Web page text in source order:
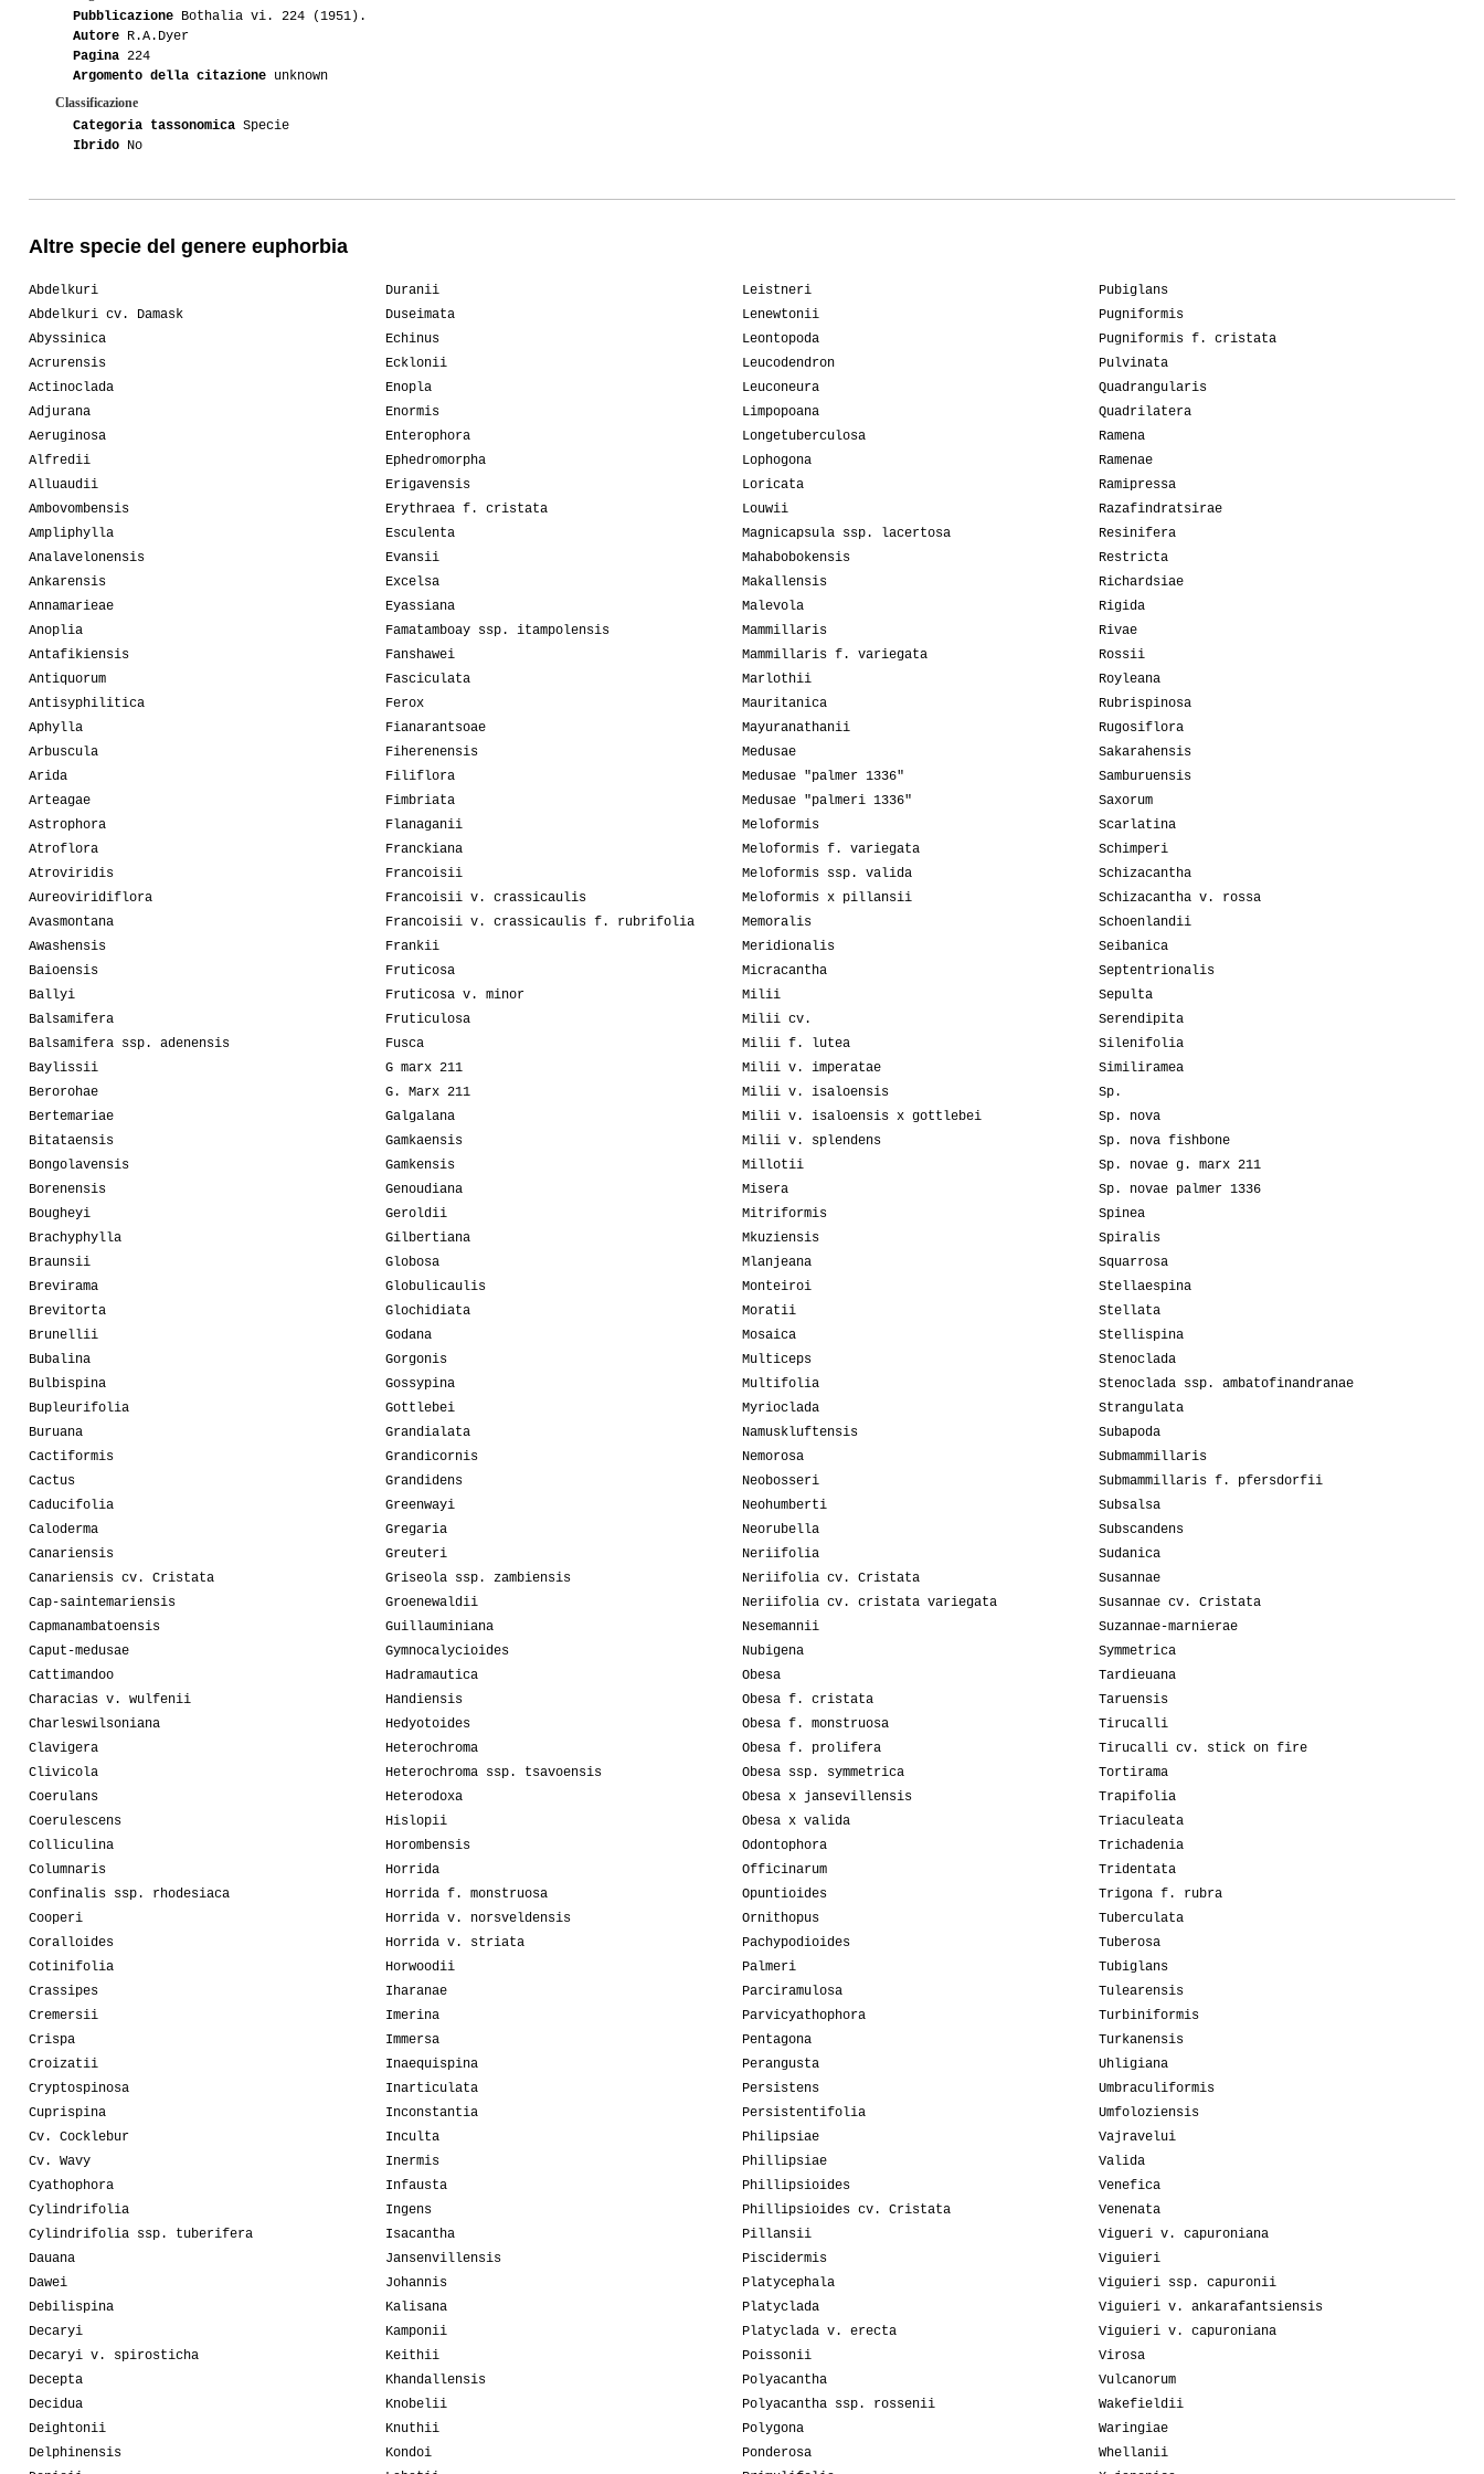
Pubblicazione Bothalia vi. 224 (1951).
Autore R.A.Dyer
Pagina 224
Argomento della citazione unknown
Classificazione
Categoria tassonomica Specie
Ibrido No
Altre specie del genere euphorbia
Abdelkuri
Abdelkuri cv. Damask
Abyssinica
Acrurensis
Actinoclada
Adjurana
Aeruginosa
Alfredii
Alluaudii
Ambovombensis
Ampliphylla
Analavelonensis
Ankarensis
Annamarieae
Anoplia
Antafikiensis
Antiquorum
Antisyphilitica
Aphylla
Arbuscula
Arida
Arteagae
Astrophora
Atroflora
Atroviridis
Aureoviridiflora
Avasmontana
Awashensis
Baioensis
Ballyi
Balsamifera
Balsamifera ssp. adenensis
Baylissii
Berorohae
Bertemariae
Bitataensis
Bongolavensis
Borenensis
Bougheyi
Brachyphylla
Braunsii
Brevirama
Brevitorta
Brunellii
Bubalina
Bulbispina
Bupleurifolia
Buruana
Cactiformis
Cactus
Caducifolia
Caloderma
Canariensis
Canariensis cv. Cristata
Cap-saintemariensis
Capmanambatoensis
Caput-medusae
Cattimandoo
Characias v. wulfenii
Charleswilsoniana
Clavigera
Clivicola
Coerulans
Coerulescens
Colliculina
Columnaris
Confinalis ssp. rhodesiaca
Cooperi
Coralloides
Cotinifolia
Crassipes
Cremersii
Crispa
Croizatii
Cryptospinosa
Cuprispina
Cv. Cocklebur
Cv. Wavy
Cyathophora
Cylindrifolia
Cylindrifolia ssp. tuberifera
Dauana
Dawei
Debilispina
Decaryi
Decaryi v. spirosticha
Decepta
Decidua
Deightonii
Delphinensis
Duranii
Duseimata
Echinus
Ecklonii
Enopla
Enormis
Enterophora
Ephedromorpha
Erigavensis
Erythraea f. cristata
Esculenta
Evansii
Excelsa
Eyassiana
Famatamboay ssp. itampolensis
Fanshawei
Fasciculata
Ferox
Fianarantsoae
Fiherenensis
Filiflora
Fimbriata
Flanaganii
Franckiana
Francoisii
Francoisii v. crassicaulis
Francoisii v. crassicaulis f. rubrifolia
Frankii
Fruticosa
Fruticosa v. minor
Fruticulosa
Fusca
G marx 211
G. Marx 211
Galgalana
Gamkaensis
Gamkensis
Genoudiana
Geroldii
Gilbertiana
Globosa
Globulicaulis
Glochidiata
Godana
Gorgonis
Gossypina
Gottlebei
Grandialata
Grandicornis
Grandidens
Greenwayi
Gregaria
Greuteri
Griseola ssp. zambiensis
Groenewaldii
Guillauminiana
Gymnocalycioides
Hadramautica
Handiensis
Hedyotoides
Heterochroma
Heterochroma ssp. tsavoensis
Heterodoxa
Hislopii
Horombensis
Horrida
Horrida f. monstruosa
Horrida v. norsveldensis
Horrida v. striata
Horwoodii
Iharanae
Imerina
Immersa
Inaequispina
Inarticulata
Inconstantia
Inculta
Inermis
Infausta
Ingens
Isacantha
Jansenvillensis
Johannis
Kalisana
Kamponii
Keithii
Khandallensis
Knobelii
Knuthii
Kondoi
Leistneri
Lenewtonii
Leontopoda
Leucodendron
Leuconeura
Limpopoana
Longetuberculosa
Lophogona
Loricata
Louwii
Magnicapsula ssp. lacertosa
Mahabobokensis
Makallensis
Malevola
Mammillaris
Mammillaris f. variegata
Marlothii
Mauritanica
Mayuranathanii
Medusae
Medusae "palmer 1336"
Medusae "palmeri 1336"
Meloformis
Meloformis f. variegata
Meloformis ssp. valida
Meloformis x pillansii
Memoralis
Meridionalis
Micracantha
Milii
Milii cv.
Milii f. lutea
Milii v. imperatae
Milii v. isaloensis
Milii v. isaloensis x gottlebei
Milii v. splendens
Millotii
Misera
Mitriformis
Mkuziensis
Mlanjeana
Monteiroi
Moratii
Mosaica
Multiceps
Multifolia
Myrioclada
Namuskluftensis
Nemorosa
Neobosseri
Neohumberti
Neorubella
Neriifolia
Neriifolia cv. Cristata
Neriifolia cv. cristata variegata
Nesemannii
Nubigena
Obesa
Obesa f. cristata
Obesa f. monstruosa
Obesa f. prolifera
Obesa ssp. symmetrica
Obesa x jansevillensis
Obesa x valida
Odontophora
Officinarum
Opuntioides
Ornithopus
Pachypodioides
Palmeri
Parciramulosa
Parvicyathophora
Pentagona
Perangusta
Persistens
Persistentifolia
Philipsiae
Phillipsiae
Phillipsioides
Phillipsioides cv. Cristata
Pillansii
Piscidermis
Platycephala
Platyclada
Platyclada v. erecta
Poissonii
Polyacantha
Polyacantha ssp. rossenii
Polygona
Ponderosa
Pubiglans
Pugniformis
Pugniformis f. cristata
Pulvinata
Quadrangularis
Quadrilatera
Ramena
Ramenae
Ramipressa
Razafindratsirae
Resinifera
Restricta
Richardsiae
Rigida
Rivae
Rossii
Royleana
Rubrispinosa
Rugosiflora
Sakarahensis
Samburuensis
Saxorum
Scarlatina
Schimperi
Schizacantha
Schizacantha v. rossa
Schoenlandii
Seibanica
Septentrionalis
Sepulta
Serendipita
Silenifolia
Similiramea
Sp.
Sp. nova
Sp. nova fishbone
Sp. novae g. marx 211
Sp. novae palmer 1336
Spinea
Spiralis
Squarrosa
Stellaespina
Stellata
Stellispina
Stenoclada
Stenoclada ssp. ambatofinandranae
Strangulata
Subapoda
Submammillaris
Submammillaris f. pfersdorfii
Subsalsa
Subscandens
Sudanica
Susannae
Susannae cv. Cristata
Suzannae-marnierae
Symmetrica
Tardieuana
Taruensis
Tirucalli
Tirucalli cv. stick on fire
Tortirama
Trapifolia
Triaculeata
Trichadenia
Tridentata
Trigona f. rubra
Tuberculata
Tuberosa
Tubiglans
Tulearensis
Turbiniformis
Turkanensis
Uhligiana
Umbraculiformis
Umfoloziensis
Vajravelui
Valida
Venefica
Venenata
Vigueri v. capuroniana
Viguieri
Viguieri ssp. capuronii
Viguieri v. ankarafantsiensis
Viguieri v. capuroniana
Virosa
Vulcanorum
Wakefieldii
Waringiae
Whellanii